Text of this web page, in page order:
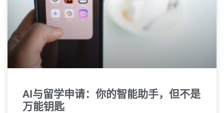
AI与留学申请：你的智能助手，但不是
万能钥匙